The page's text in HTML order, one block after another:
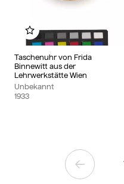
Taschenuhr von Frida
Binnewitt aus der
Lehrwerkstätte Wien
Unbekannt
1933
Zu meinem Album
Vorherige